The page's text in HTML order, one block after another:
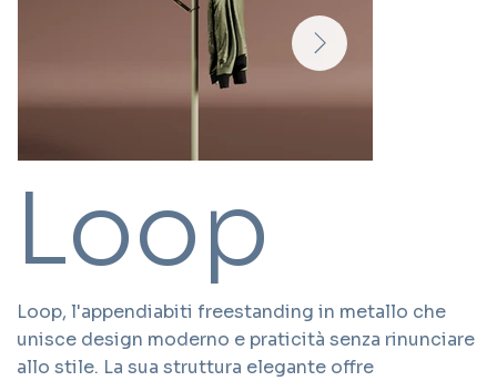
Loop
Loop, l'appendiabiti freestanding in metallo che
unisce design moderno e praticità senza rinunciare
allo stile. La sua struttura elegante offre